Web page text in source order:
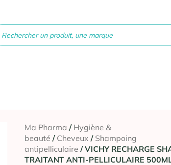
Ma Pharma / Hygiène &
beauté / Cheveux / Shampoing
antipelliculaire / VICHY RECHARGE
TRAITANT ANTI-PELLICULAIRE